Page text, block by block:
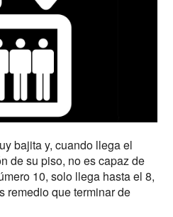
bajita y, cuando llega el
de su piso, no es capaz de
10, solo llega hasta el 8,
remedio que terminar de